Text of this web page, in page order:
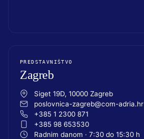
PREDSTAVNIŠTVO
Zagreb
Siget 19D, 10000 Zagreb
poslovnica-zagreb@com-adria.hr
+385 1 2300 871
+385 98 653530
Radnim danom · 7:30 do 15:30 h